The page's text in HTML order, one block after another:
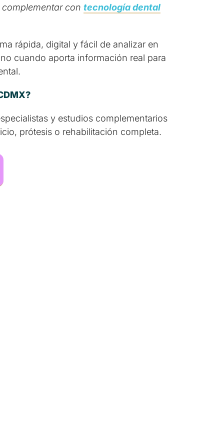
con tecnología dental
rápida, digital y fácil de analizar en
cuando aporta información real para
y estudios complementarios
prótesis o rehabilitación completa.